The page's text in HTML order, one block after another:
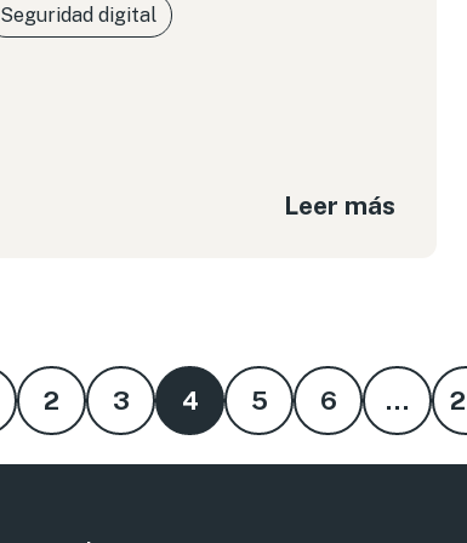
Seguridad digital
Leer más
2 3 4 5 6 …